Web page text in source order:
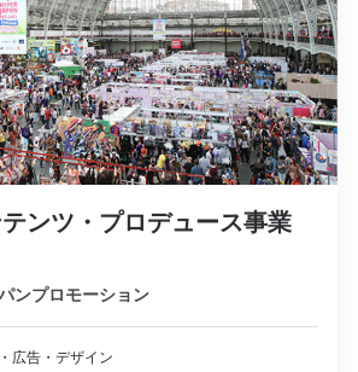
ンツ・プロデュース事業
ンプロモーション
広告・デザイン